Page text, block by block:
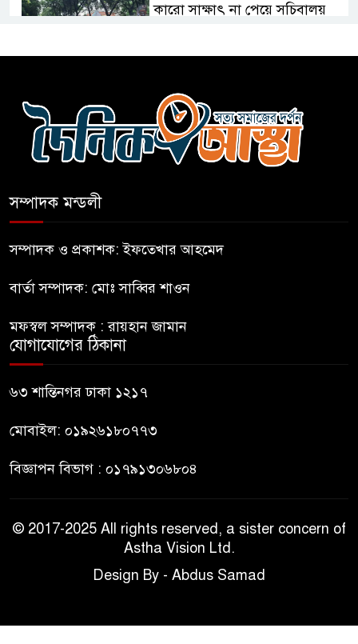
কারো সাক্ষাৎ না পেয়ে সচিবালয়
সচিবালয় অভিমুখে ১১ দলীয়
ঐক্যের পদযাত্রা আটকে দিলো
সুযোগ দেওয়ায় ঢাকার ক্ষোভ
অনুষ্ঠানস্থল থেকে বের করে
সম্পাদক মন্ডলী
সম্পাদক ও প্রকাশক: ইফতেখার আহমেদ
বার্তা সম্পাদক: মোঃ সাব্বির শাওন
মফস্বল সম্পাদক : রায়হান জামান
যোগাযোগের ঠিকানা
৬৩ শান্তিনগর ঢাকা ১২১৭
মোবাইল: ০১৯২৬১৮০৭৭৩
বিজ্ঞাপন বিভাগ : ০১৭৯১৩০৬৮০৪
© 2017-2025 All rights reserved, a sister concern of
Astha Vision Ltd.
Design By - Abdus Samad